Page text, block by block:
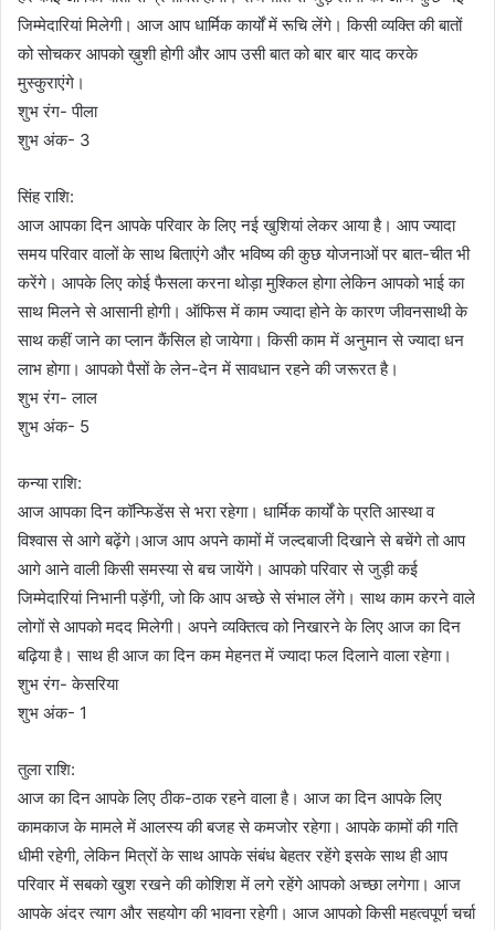
जिम्मेदारियां मिलेगी। आज आप धार्मिक कार्यों में रूचि लेंगे। किसी व्यक्ति की बातों
को सोचकर आपको ख़ुशी होगी और आप उसी बात को बार बार याद करके
मुस्कुराएंगे।
शुभ रंग- पीला
शुभ अंक- 3
सिंह राशि:
आज आपका दिन आपके परिवार के लिए नई खुशियां लेकर आया है। आप ज्यादा
समय परिवार वालों के साथ बिताएंगे और भविष्य की कुछ योजनाओं पर बात-चीत भी
करेंगे। आपके लिए कोई फैसला करना थोड़ा मुश्किल होगा लेकिन आपको भाई का
साथ मिलने से आसानी होगी। ऑफिस में काम ज्यादा होने के कारण जीवनसाथी के
साथ कहीं जाने का प्लान कैंसिल हो जायेगा। किसी काम में अनुमान से ज्यादा धन
लाभ होगा। आपको पैसों के लेन-देन में सावधान रहने की जरूरत है।
शुभ रंग- लाल
शुभ अंक- 5
कन्या राशि:
आज आपका दिन कॉन्फिडेंस से भरा रहेगा। धार्मिक कार्यों के प्रति आस्था व
विश्वास से आगे बढ़ेंगे।आज आप अपने कामों में जल्दबाजी दिखाने से बचेंगे तो आप
आगे आने वाली किसी समस्या से बच जायेंगे। आपको परिवार से जुड़ी कई
जिम्मेदारियां निभानी पड़ेंगी, जो कि आप अच्छे से संभाल लेंगे। साथ काम करने वाले
लोगों से आपको मदद मिलेगी। अपने व्यक्तित्व को निखारने के लिए आज का दिन
बढ़िया है। साथ ही आज का दिन कम मेहनत में ज्यादा फल दिलाने वाला रहेगा।
शुभ रंग- केसरिया
शुभ अंक- 1
तुला राशि:
आज का दिन आपके लिए ठीक-ठाक रहने वाला है। आज का दिन आपके लिए
कामकाज के मामले में आलस्य की बजह से कमजोर रहेगा। आपके कामों की गति
धीमी रहेगी, लेकिन मित्रों के साथ आपके संबंध बेहतर रहेंगे इसके साथ ही आप
परिवार में सबको खुश रखने की कोशिश में लगे रहेंगे आपको अच्छा लगेगा। आज
आपके अंदर त्याग और सहयोग की भावना रहेगी। आज आपको किसी महत्वपूर्ण चर्चा